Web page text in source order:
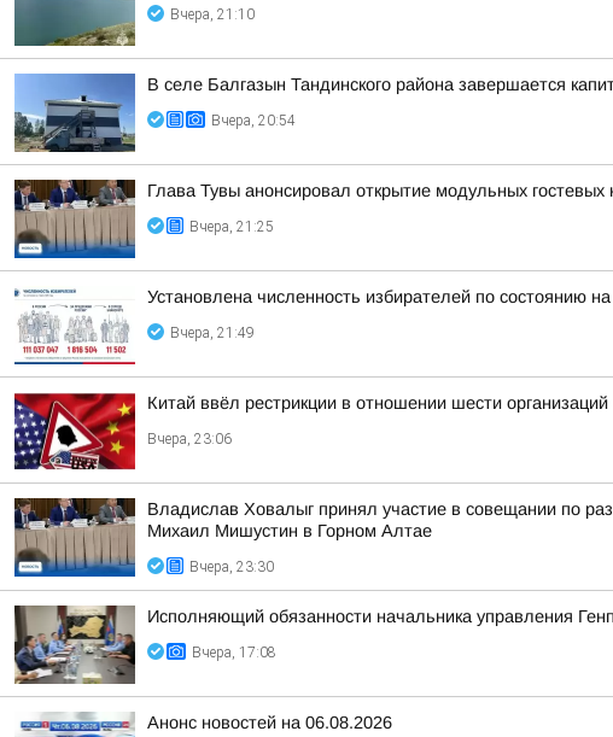
Вчера, 21:10
В селе Балгазын Тандинского района завершается
Вчера, 20:54
Глава Тувы анонсировал открытие модульных
Вчера, 21:25
Установлена численность избирателей по состоянию
Вчера, 21:49
Китай ввёл рестрикции в отношении шести
Вчера, 23:06
Владислав Ховалыг принял участие в совещании по
Михаил Мишустин в Горном Алтае
Вчера, 23:30
Исполняющий обязанности начальника управления
Вчера, 17:08
Анонс новостей на 06.08.2026